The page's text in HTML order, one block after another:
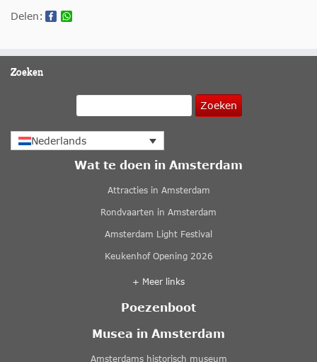
Delen:
Zoeken
Zoeken
Nederlands
Wat te doen in Amsterdam
Attracties in Amsterdam
Rondvaarten in Amsterdam
Amsterdam Light Festival
Keukenhof Opening 2026
+ Meer links
Poezenboot
Musea in Amsterdam
Amsterdams historisch museum